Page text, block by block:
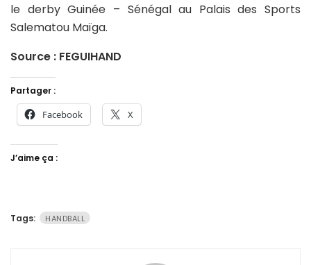
le derby Guinée – Sénégal au Palais des Sports
Salematou Maïga.
Source : FEGUIHAND
Partager :
Facebook X
J’aime ça :
Tags: HANDBALL